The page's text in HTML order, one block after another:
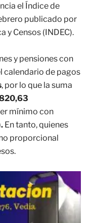
el Índice de
publicado por
y Censos (INDEC).
y pensiones con
calendario de pagos
, por lo que la suma
mínimo con
. En tanto, quienes
proporcional